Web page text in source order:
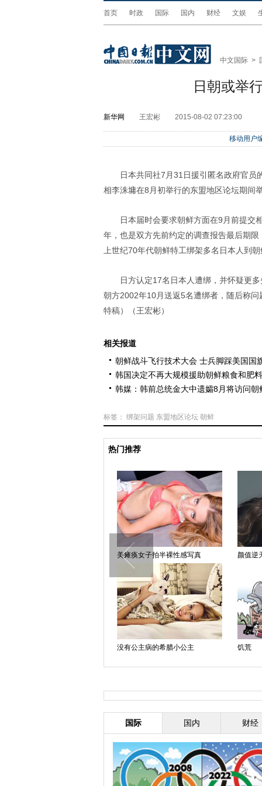
首页 时政 国际 国内 财经 文娱
中文国际 >
日朝或举
新华网 王宏彬 2015-08-02 07:23:00
移动用户
日本共同社7月31日援引匿名政府官员
相李洙墉在8月初举行的东盟地区论坛期间
日本届时会要求朝鲜方面在9月前提交
年，也是双方先前约定的调查报告最后期
上世纪70年代朝鲜特工绑架多名日本人到
日方认定17名日本人遭绑，并怀疑更
朝方2002年10月送返5名遭绑者，随后称
特稿）（王宏彬）
相关报道
朝鲜战斗飞行技术大会 士兵脚踩美国国
韩国决定不再大规模援助朝鲜粮食和肥料
韩媒：韩前总统金大中遗孀8月将访问朝
标签： 绑架问题 东盟地区论坛 朝鲜
热门推荐
美瘫痪女子拍半裸性感写真 颜值逆
没有公主病的希腊小公主 饥荒
国际 国内 财经